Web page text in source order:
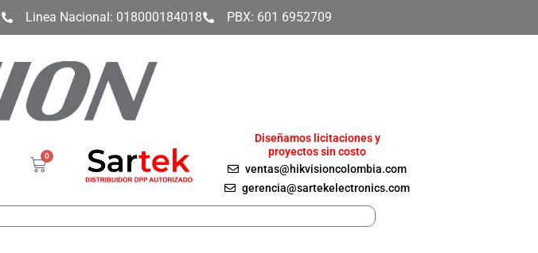
Linea Nacional: 018000184018 PBX: 601 6952709
0
Carrito
Diseñamos licitaciones y
proyectos sin costo
ventas@hikvisioncolombia.com
gerencia@sartekelectronics.com